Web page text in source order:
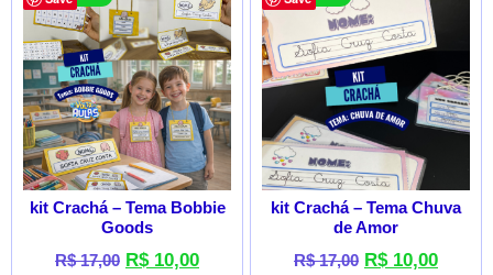
kit Crachá – Tema Bobbie
Goods
R$17,00 R$10,00
kit Crachá – Tema Chuva
de Amor
R$17,00 R$10,00